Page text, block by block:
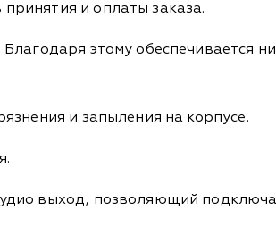
и оплаты заказа.
этому обеспечивается
и запыления на корпусе.
выход, позволяющий